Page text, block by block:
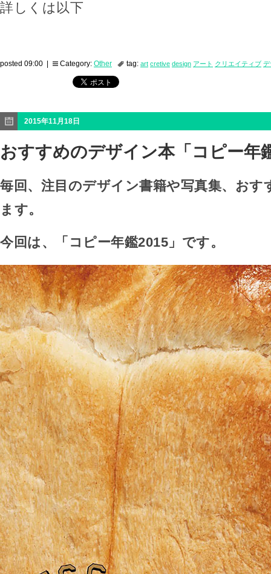
詳しくは以下
posted 09:00 | Category: Other tag: art cretive design アート クリエイティブ デ
2015年11月18日
おすすめのデザイン本「コピー年
毎回、注目のデザイン書籍や写真集、おす
ます。
今回は、「コピー年鑑2015」です。